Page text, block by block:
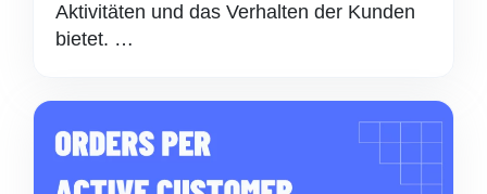
Aktivitäten und das Verhalten der Kunden
bietet. …